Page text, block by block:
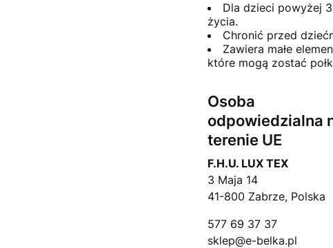
Dla dzieci powyżej
życia.
Chronić przed
Zawiera małe
które mogą zostać
Osoba
odpowiedzialna
terenie UE
F.H.U. LUX TEX
3 Maja 14
41-800 Zabrze, Polska
577 69 37 37
sklep@e-belka.pl